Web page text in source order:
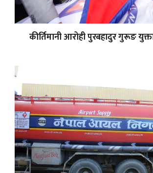
कीर्तिमानी आरोही पुरबहादुर गुरूङ